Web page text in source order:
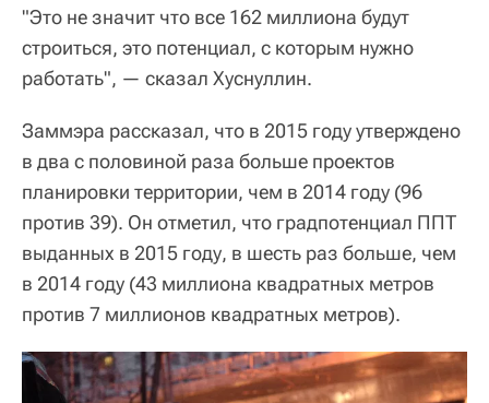
"Это не значит что все 162 миллиона будут
строиться, это потенциал, с которым нужно
работать", — сказал Хуснуллин.
Заммэра рассказал, что в 2015 году утверждено
в два с половиной раза больше проектов
планировки территории, чем в 2014 году (96
против 39). Он отметил, что градпотенциал ППТ
выданных в 2015 году, в шесть раз больше, чем
в 2014 году (43 миллиона квадратных метров
против 7 миллионов квадратных метров).